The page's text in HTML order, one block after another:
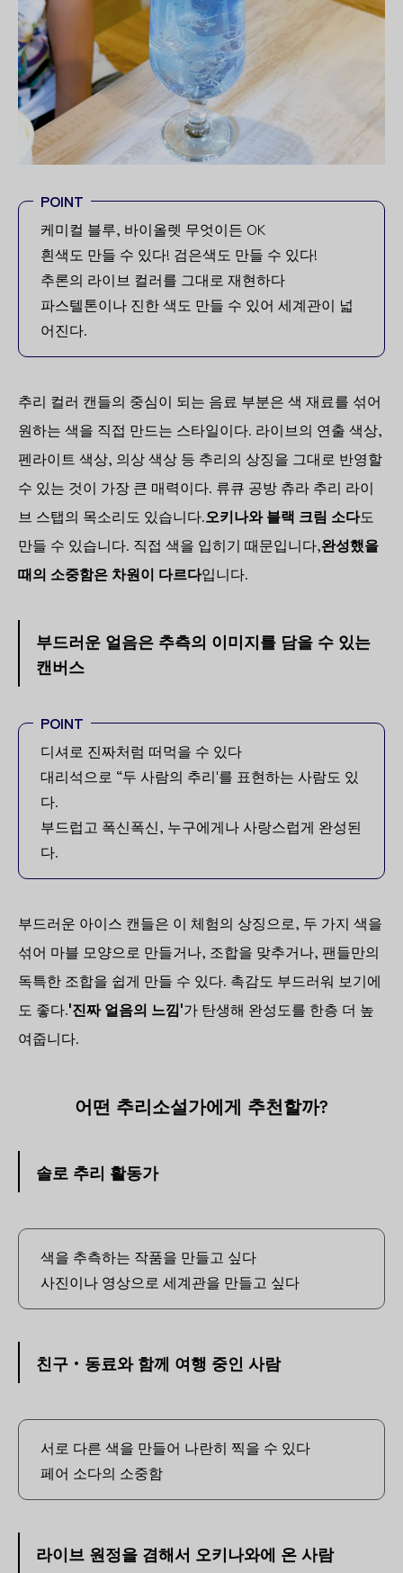
POINT
케미컬 블루, 바이올렛 무엇이든 OK
흰색도 만들 수 있다! 검은색도 만들 수 있다!
추론의 라이브 컬러를 그대로 재현하다
파스텔톤이나 진한 색도 만들 수 있어 세계관이 넓
어진다.
추리 컬러 캔들의 중심이 되는 음료 부분은 색 재료를 섞어
원하는 색을 직접 만드는 스타일이다. 라이브의 연출 색상,
펜라이트 색상, 의상 색상 등 추리의 상징을 그대로 반영할
수 있는 것이 가장 큰 매력이다. 류큐 공방 츄라 추리 라이
브 스탭의 목소리도 있습니다.오키나와 블랙 크림 소다도
만들 수 있습니다. 직접 색을 입히기 때문입니다,완성했을
때의 소중함은 차원이 다르다입니다.
부드러운 얼음은 추측의 이미지를 담을 수 있는
캔버스
POINT
디셔로 진짜처럼 떠먹을 수 있다
대리석으로 “두 사람의 추리'를 표현하는 사람도 있
다.
부드럽고 폭신폭신, 누구에게나 사랑스럽게 완성된
다.
부드러운 아이스 캔들은 이 체험의 상징으로, 두 가지 색을
섞어 마블 모양으로 만들거나, 조합을 맞추거나, 팬들만의
독특한 조합을 쉽게 만들 수 있다. 촉감도 부드러워 보기에
도 좋다.'진짜 얼음의 느낌'가 탄생해 완성도를 한층 더 높
여줍니다.
어떤 추리소설가에게 추천할까?
솔로 추리 활동가
색을 추측하는 작품을 만들고 싶다
사진이나 영상으로 세계관을 만들고 싶다
친구・동료와 함께 여행 중인 사람
서로 다른 색을 만들어 나란히 찍을 수 있다
페어 소다의 소중함
라이브 원정을 겸해서 오키나와에 온 사람